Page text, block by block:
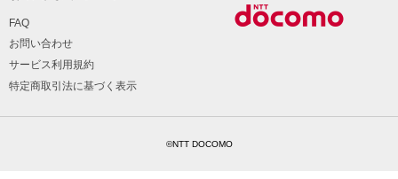
FAQ
お問い合わせ
サービス利用規約
特定商取引法に基づく表示
©NTT DOCOMO